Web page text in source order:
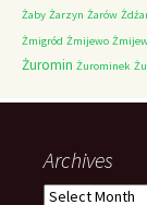
Żaby Żarzyn Żarów
Żmigród Żmijewo
Żuromin Żurominek
Archives
Archives